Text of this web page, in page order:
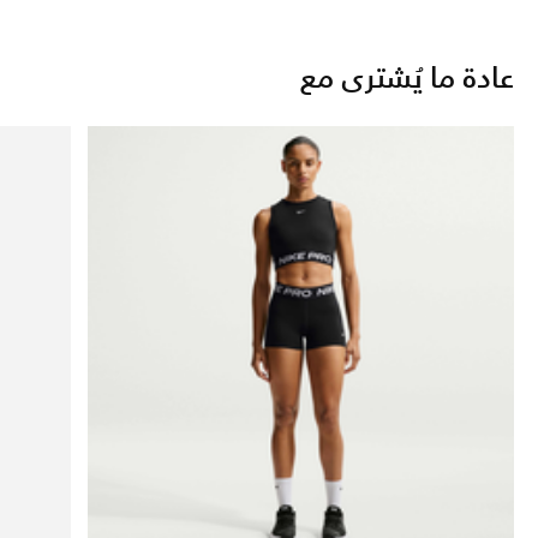
عادة ما يُشترى مع